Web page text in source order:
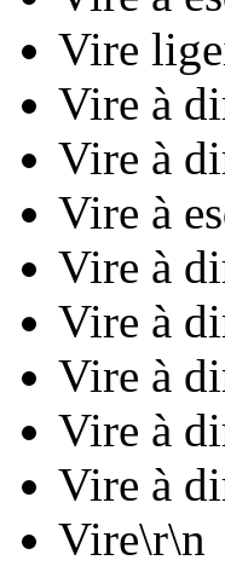
Vire
Vire à
Vire à
Vire à
Vire à
Vire à
Vire à
Vire à
Vire à
Vire\r\n